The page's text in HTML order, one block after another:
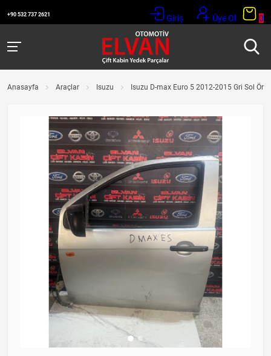
+90 532 737 2621 Giriş Üye Ol 0
Anasayfa Araçlar Isuzu Isuzu D-max Euro 5 2012-2015 Gri Sol Ön